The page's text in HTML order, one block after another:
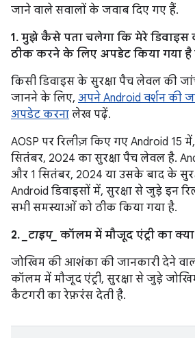
जाने वाले सवालों के जवाब दिए गए हैं.
1. मुझे कैसे पता चलेगा कि मेरे
ठीक करने के लिए अपडेट किया गया है
किसी डिवाइस के सुरक्षा पैच लेवल की
जानने के लिए, अपने Android वर्शन की
अपडेट करना लेख पढ़ें.
AOSP पर रिलीज़ किए गए Android 15
सितंबर, 2024 का सुरक्षा पैच लेवल है.
और 1 सितंबर, 2024 या उसके बाद के
Android डिवाइसों में, सुरक्षा से जुड़े इन
सभी समस्याओं को ठीक किया गया है.
2. _टाइप_ कॉलम में मौजूद एंट्री का
जोखिम की आशंका की जानकारी देने
कॉलम में मौजूद एंट्री, सुरक्षा से जुड़े
कैटगरी का रेफ़रंस देती है.